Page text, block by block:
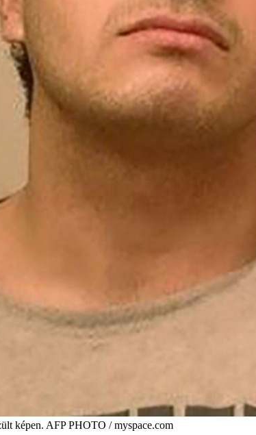
képen. AFP PHOTO / myspace.com